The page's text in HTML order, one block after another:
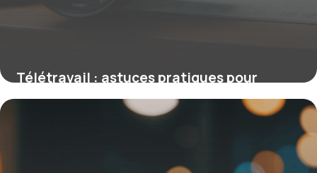
Télétravail : astuces pratiques pour
optimiser votre organisation quotidienne